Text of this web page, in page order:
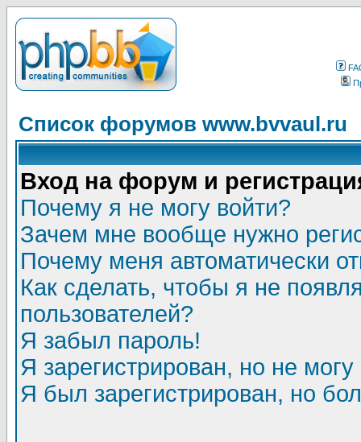
Список форумов www.bvvaul.ru
Вход на форум и
Почему я не могу войти?
Зачем мне вообще нужно
Почему меня автоматически
Как сделать, чтобы я не
пользователей?
Я забыл пароль!
Я зарегистрирован, но не могу
Я был зарегистрирован, но